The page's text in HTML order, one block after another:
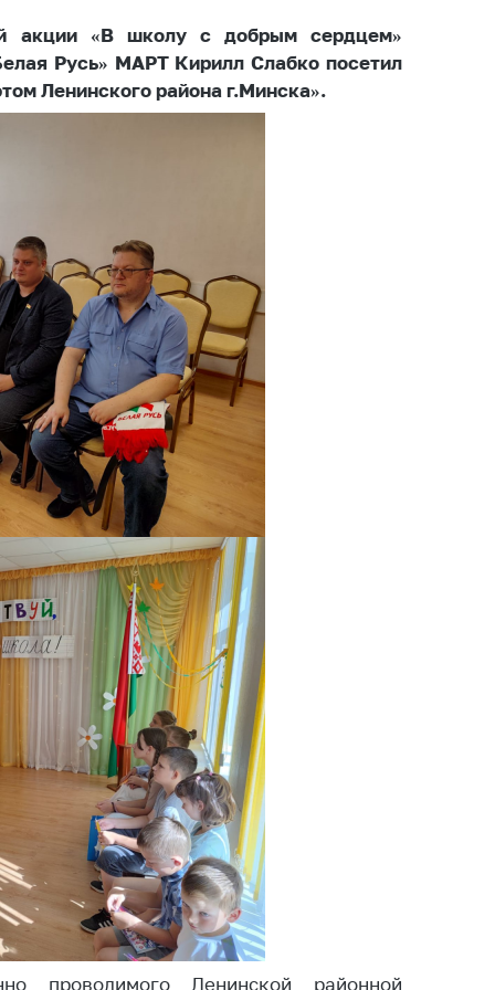
и режим
служба
сайте
о росте
изделия
и
Комиссии
нарушения
акции «В школу с добрым сердцем»
Русь» МАРТ Кирилл Слабко посетил
Ленинского района г.Минска».
проводимого Ленинской районной